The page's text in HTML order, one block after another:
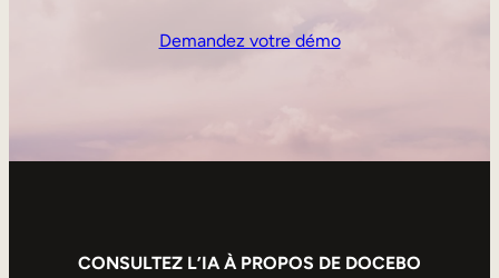
Demandez votre démo
CONSULTEZ L’IA À PROPOS DE DOCEBO